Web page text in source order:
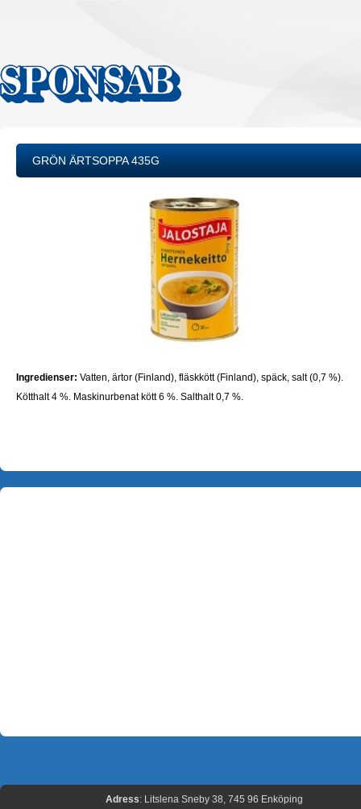
GRÖN ÄRTSOPPA 435G
Ingredienser: Vatten, ärtor (Finland), fläskkött (Finland), späck, salt (0,7 %).
Kötthalt 4 %. Maskinurbenat kött 6 %. Salthalt 0,7 %.
Adress: Litslena Sneby 38, 745 96 Enköping